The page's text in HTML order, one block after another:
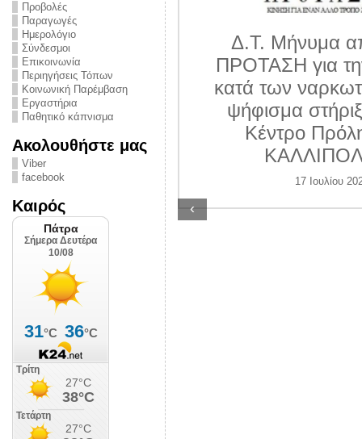
Προβολές
Παραγωγές
Ημερολόγιο
Σύνδεσμοι
Επικοινωνία
Περιηγήσεις Τόπων
Κοινωνική Παρέμβαση
Εργαστήρια
Παθητικό κάπνισμα
Ακολουθήστε μας
Viber
facebook
Καιρός
για τον
– Η έλλειψη
και
Αστυνομίας
πόλη έρμαιο
2026
Δ.Τ. Μήνυμα
ΠΡΟΤΑΣΗ για
κατά των
ψήφισμα
Κέντρο
17 Ιουλίου
‹